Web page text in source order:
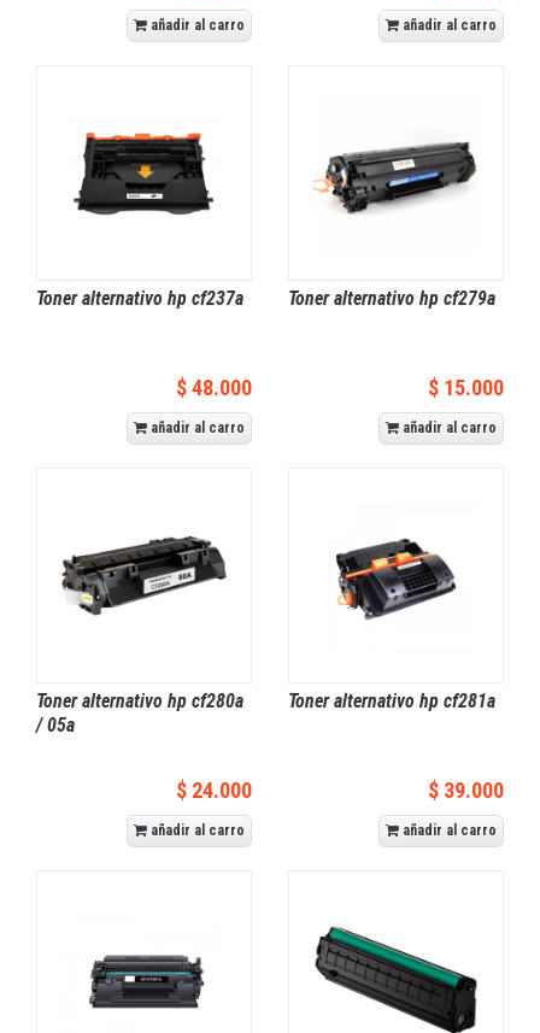
añadir al carro añadir al carro
Toner alternativo hp cf237a
$ 48.000
añadir al carro
Toner alternativo hp cf279a
$ 15.000
añadir al carro
Toner alternativo hp cf280a
/ 05a
$ 24.000
añadir al carro
Toner alternativo hp cf281a
$ 39.000
añadir al carro